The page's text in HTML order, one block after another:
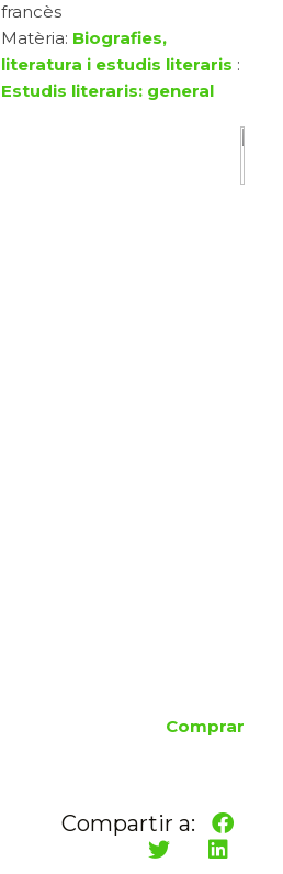
francès
Matèria: Biografies,
literatura i estudis literaris :
Estudis literaris: general
Comprar
Compartir a: